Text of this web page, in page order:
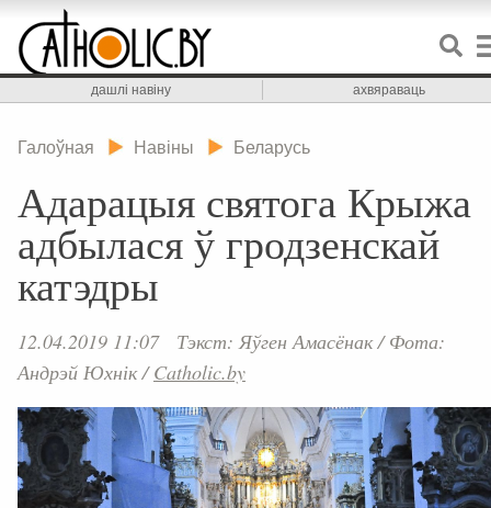
дашлі навіну ахвяраваць
Галоўная Навіны Беларусь
Адарацыя святога Крыжа
адбылася ў гродзенскай
катэдры
12.04.2019 11:07 Тэкст: Яўген Амасёнак/Фота:
Андрэй Юхнік/Catholic.by